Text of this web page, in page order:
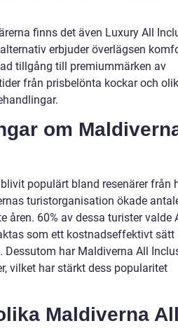
finns det även Luxury All
erbjuder överlägsen
tillgång till premiummärken av
från prisbelönta kockar och
om
populärt bland resenärer från
turistorganisation ökade
åren. 60% av dessa turister valde
som ett kostnadseffektivt sätt
har Maldiverna All
vilket har stärkt dess popularitet
Maldiverna